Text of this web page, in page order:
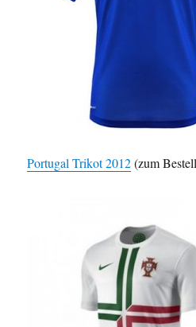
Portugal Trikot 2012(zum